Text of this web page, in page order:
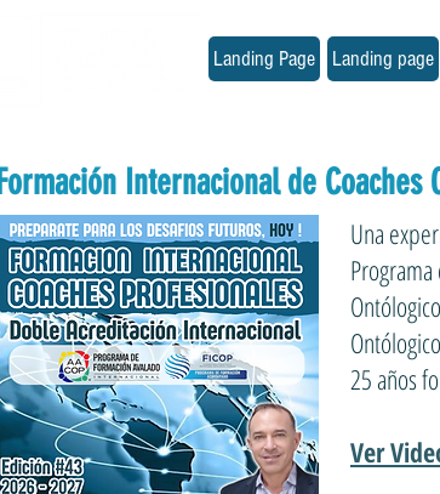
Landing Page Landing page
Formación Internacional de Coaches
Una
25 años
Ver